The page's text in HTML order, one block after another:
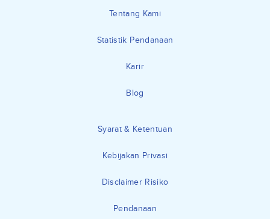
Tentang Kami
Statistik Pendanaan
Karir
Blog
Syarat & Ketentuan
Kebijakan Privasi
Disclaimer Risiko
Pendanaan